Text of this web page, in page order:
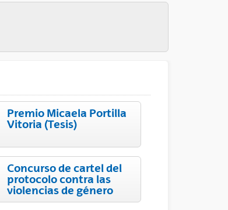
Premio Micaela Portilla
Vitoria (Tesis)
Concurso de cartel del
protocolo contra las
violencias de género